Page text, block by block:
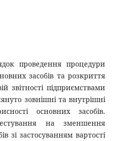
проведення процедури
засобів та розкриття
звітності підприємствами
зовнішні та внутрішні
основних засобів.
на зменшення
зі застосуванням вартості